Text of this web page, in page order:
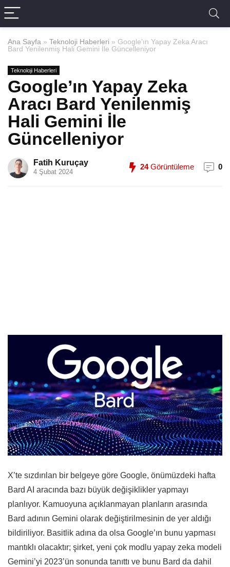
Ana Sayfa » Teknoloji Haberleri » Google’ın Yapay Zeka Aracı
Bard Yenilenmiş Hali Gemini İle Güncelleniyor
Teknoloji Haberleri
Google’ın Yapay Zeka
Aracı Bard Yenilenmiş
Hali Gemini İle
Güncelleniyor
Fatih Kuruçay
4 Şubat 2024
24Görüntüleme 0
X’te sızdırılan bir belgeye göre Google, önümüzdeki hafta
Bard AI aracında bazı büyük değişiklikler yapmayı
planlıyor. Kamuoyuna açıklanmayan planların arasında
Bard adının Gemini olarak değiştirilmesinin de yer aldığı
bildiriliyor. Basitlik adına da olsa Google’ın bunu yapması
mantıklı olacaktır; şirket, yeni çok modlu yapay zeka modeli
Gemini’yi 2023’ün sonunda tanıttı ve bunu Bard da dahil